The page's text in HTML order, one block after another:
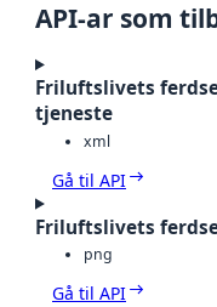
API-ar som
Friluftslivets
tjeneste
xml
Gå til API
Friluftslivets
png
Gå til API